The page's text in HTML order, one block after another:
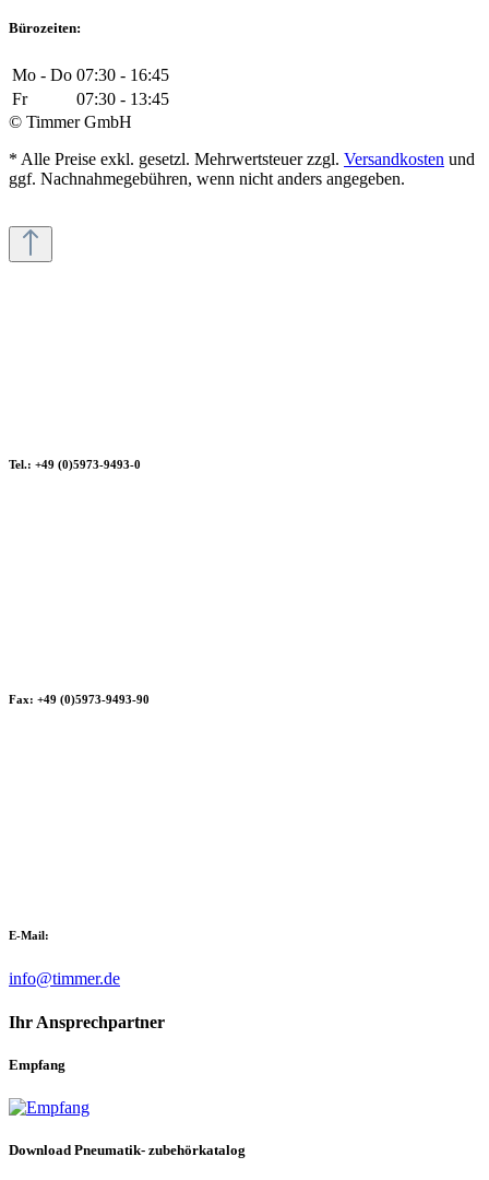
Bürozeiten:
Mo - Do 07:30 - 16:45
Fr
07:30 - 13:45
© Timmer GmbH
* Alle Preise exkl. gesetzl. Mehrwertsteuer zzgl. Versandkosten und
ggf. Nachnahmegebühren, wenn nicht anders angegeben.
Tel.: +49 (0)5973-9493-0
Fax: +49 (0)5973-9493-90
E-Mail:
info@timmer.de
Ihr Ansprechpartner
Empfang
Download Pneumatik- zubehörkatalog